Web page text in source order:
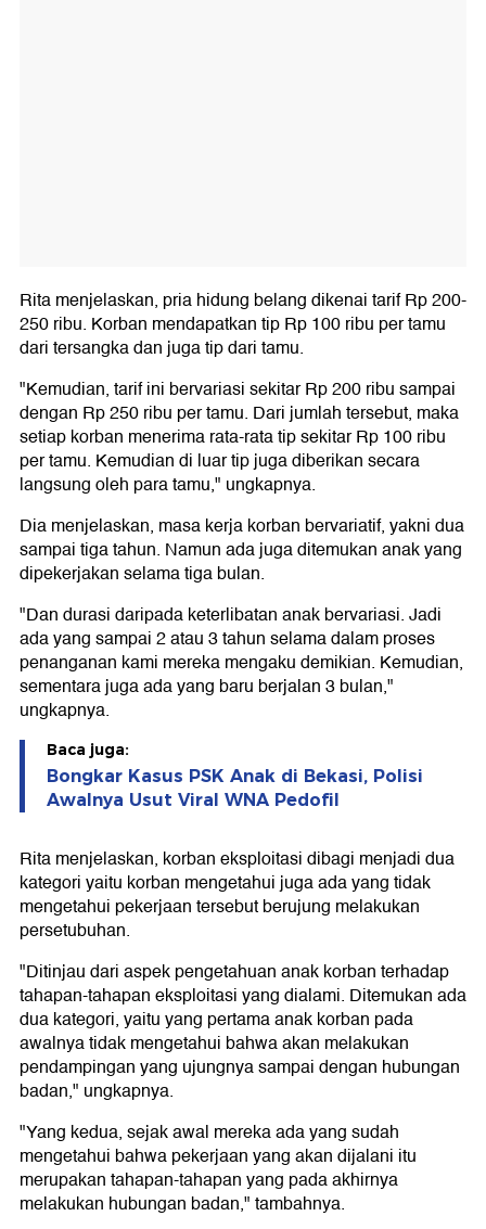
Rita menjelaskan, pria hidung belang dikenai tarif Rp 200-
250 ribu. Korban mendapatkan tip Rp 100 ribu per tamu
dari tersangka dan juga tip dari tamu.
"Kemudian, tarif ini bervariasi sekitar Rp 200 ribu sampai
dengan Rp 250 ribu per tamu. Dari jumlah tersebut, maka
setiap korban menerima rata-rata tip sekitar Rp 100 ribu
per tamu. Kemudian di luar tip juga diberikan secara
langsung oleh para tamu," ungkapnya.
Dia menjelaskan, masa kerja korban bervariatif, yakni dua
sampai tiga tahun. Namun ada juga ditemukan anak yang
dipekerjakan selama tiga bulan.
"Dan durasi daripada keterlibatan anak bervariasi. Jadi
ada yang sampai 2 atau 3 tahun selama dalam proses
penanganan kami mereka mengaku demikian. Kemudian,
sementara juga ada yang baru berjalan 3 bulan,"
ungkapnya.
Baca juga:
Bongkar Kasus PSK Anak di Bekasi, Polisi
Awalnya Usut Viral WNA Pedofil
Rita menjelaskan, korban eksploitasi dibagi menjadi dua
kategori yaitu korban mengetahui juga ada yang tidak
mengetahui pekerjaan tersebut berujung melakukan
persetubuhan.
"Ditinjau dari aspek pengetahuan anak korban terhadap
tahapan-tahapan eksploitasi yang dialami. Ditemukan ada
dua kategori, yaitu yang pertama anak korban pada
awalnya tidak mengetahui bahwa akan melakukan
pendampingan yang ujungnya sampai dengan hubungan
badan," ungkapnya.
"Yang kedua, sejak awal mereka ada yang sudah
mengetahui bahwa pekerjaan yang akan dijalani itu
merupakan tahapan-tahapan yang pada akhirnya
melakukan hubungan badan," tambahnya.